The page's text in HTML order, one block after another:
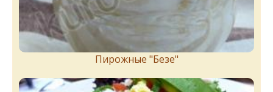
Пирожныe "Бeзe"